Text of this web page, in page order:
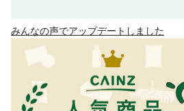
みんなの声でアップデートしました